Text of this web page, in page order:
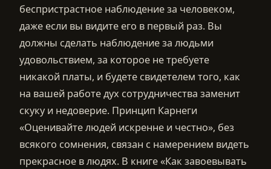
беспристрастное наблюдение за человеком,
даже если вы видите его в первый раз. Вы
должны сделать наблюдение за людьми
удовольствием, за которое не требуете
никакой платы, и будете свидетелем того, как
на вашей работе дух сотрудничества заменит
скуку и недоверие. Принцип Карнеги
«Оценивайте людей искренне и честно», без
всякого сомнения, связан с намерением видеть
прекрасное в людях. В книге «Как завоевывать